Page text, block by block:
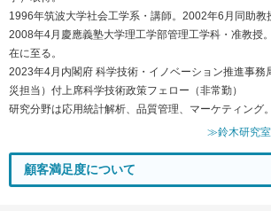
1996年筑波大学社会工学系・講師。2002年6月同助教
2008年4月慶應義塾大学理工学部管理工学科・准教授
在に至る。
2023年4月内閣府 科学技術・イノベーション推進事務
災担当）付上席科学技術政策フェロー（非常勤）
研究分野は応用統計解析、品質管理、マーケティング。
≫鈴木研究室
顧客満足度について